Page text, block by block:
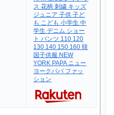
ス 花柄 刺繍 キッズ
ジュニア 子供 子ど
も こども 小学生 中
学生 デニム ショー
ト パンツ 110 120
130 140 150 160 韓
国子供服 NEW
YORK PAPA ニュー
ヨークパパ ファッ
ション